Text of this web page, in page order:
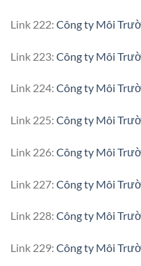
Link 222: Công ty Môi
Link 223: Công ty Môi
Link 224: Công ty Môi
Link 225: Công ty Môi
Link 226: Công ty Môi
Link 227: Công ty Môi
Link 228: Công ty Môi
Link 229: Công ty Môi